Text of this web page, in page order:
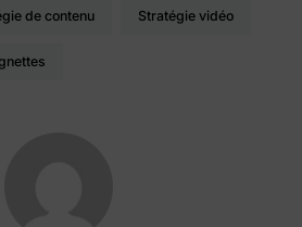
de contenu stratégie vidéo